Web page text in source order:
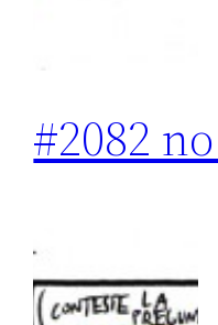
#2082